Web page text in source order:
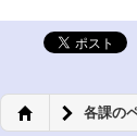
各課の